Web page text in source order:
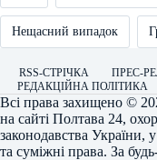
Нещасний випадок
RSS-СТРІЧКА ПРЕС-
РЕДАКЦІЙНА ПОЛІТИКА
Всі права захищено ©
на сайті Полтава 24,
законодавства України,
та суміжні права. За